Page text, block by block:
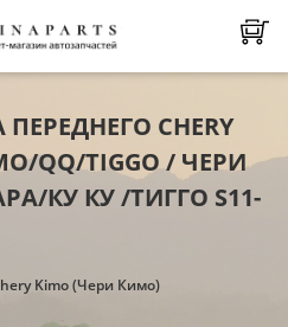
CHERY
QQ/TIGGO / ЧЕРИ
КУ КУ /ТИГГО S11-
Kimo (Чери Кимо)